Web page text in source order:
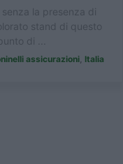
la presenza di
stand di questo
di ...
assicurazioni, Italia